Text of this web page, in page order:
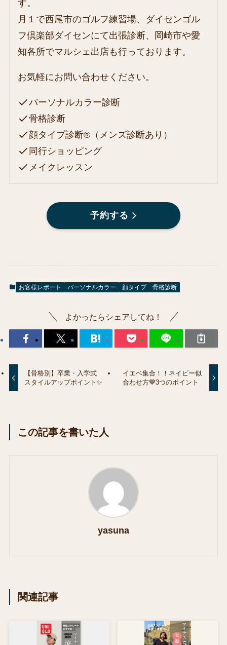
す。
月１で西尾市のゴルフ練習場、ダイセンゴル
フ倶楽部ダイセンにて出張診断、岡崎市や愛
知各所でマルシェ出店も行っております。
お気軽にお問い合わせください。
パーソナルカラー診断
骨格診断
顔タイプ診断®（メンズ診断あり）
同行ショッピング
メイクレッスン
予約する
お客様レポート パーソナルカラー 顔タイプ 骨格診断
よかったらシェアしてね！
【骨格別】卒業・入学式
スタイルアップポイント✨
イエベ集合！！ネイビー似
合わせ方💙3つのポイント
この記事を書いた人
yasuna
関連記事